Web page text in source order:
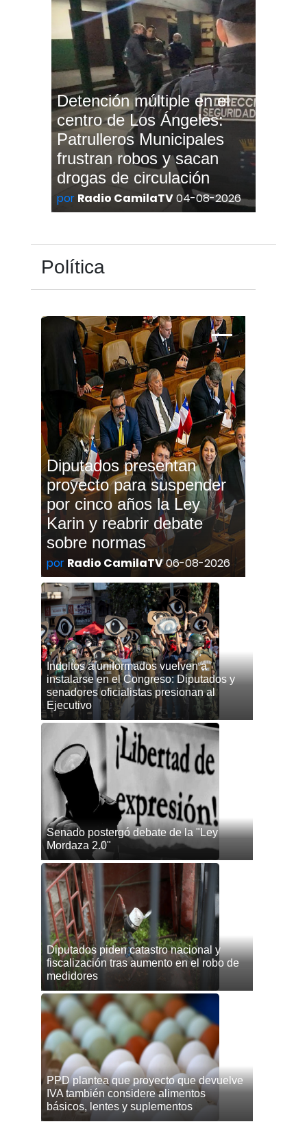
Detención múltiple en el
centro de Los Ángeles:
Patrulleros Municipales
frustran robos y sacan
drogas de circulación
por Radio CamilaTV04-08-2026
Política
Diputados presentan
proyecto para suspender
por cinco años la Ley
Karin y reabrir debate
sobre normas
por Radio CamilaTV06-08-2026
Indultos a uniformados vuelven a
instalarse en el Congreso: Diputados y
senadores oficialistas presionan al
Ejecutivo
Senado postergó debate de la "Ley
Mordaza 2.0"
Diputados piden catastro nacional y
fiscalización tras aumento en el robo de
medidores
PPD plantea que proyecto que devuelve
IVA también considere alimentos
básicos, lentes y suplementos